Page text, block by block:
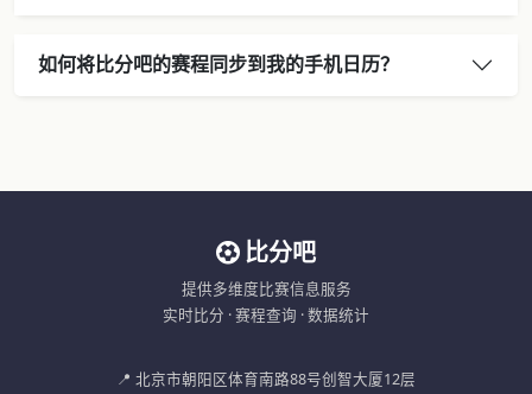
如何将比分吧的赛程同步到我的手机日历？
比分吧
提供多维度比赛信息服务
实时比分 · 赛程查询 · 数据统计
📍 北京市朝阳区体育南路88号创智大厦12层